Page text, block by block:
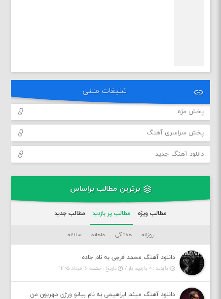
تبلیغات متنی
پخش مژه
پخش سراسری آهنگ
دانلود آهنگ جدید
برترین مطالب براساس
مطالب ویژه مطالب پر بازدید مطالب جدید
روزانه هفتگی ماهانه سالانه
دانلود آهنگ محمد فرجی به نام جاده
بازدید : ۰ بازدید بار /
تاریخ : جمعه ۱۶ مرداد ۱۴۰۵
دانلود آهنگ میثم ابراهیمی به نام پیانو ورژن مهربون من